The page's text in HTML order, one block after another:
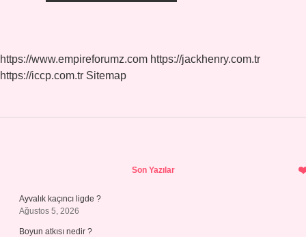
https://www.empireforumz.com https://jackhenry.com.tr
https://iccp.com.tr Sitemap
Son Yazılar
Ayvalık kaçıncı ligde ?
Ağustos 5, 2026
Boyun atkısı nedir ?